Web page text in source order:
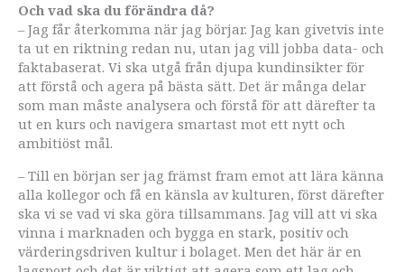
Och vad ska du förändra då?
– Jag får återkomma när jag börjar. Jag kan givetvis inte
ta ut en riktning redan nu, utan jag vill jobba data- och
faktabaserat. Vi ska utgå från djupa kundinsikter för
att förstå och agera på bästa sätt. Det är många delar
som man måste analysera och förstå för att därefter ta
ut en kurs och navigera smartast mot ett nytt och
ambitiöst mål.
– Till en början ser jag främst fram emot att lära känna
alla kollegor och få en känsla av kulturen, först därefter
ska vi se vad vi ska göra tillsammans. Jag vill att vi ska
vinna i marknaden och bygga en stark, positiv och
värderingsdriven kultur i bolaget. Men det här är en